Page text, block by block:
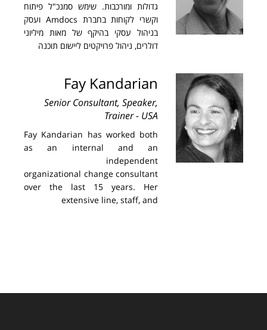
גדולות ומורכבות. שימש סמנכ"ל פיתוח
וקשרי לקוחות בחברת Amdocs ועסק
בניהול עסקי בהיקף של מאות מיליוני
דולרים, ניהול פרויקטים ליישום תוכנה
Fay Kandarian
Senior Consultant, Speaker,
Trainer - USA
Fay Kandarian has worked both
as an internal and an
independent
organizational change consultant
over the last 15 years. Her
extensive line, staff, and